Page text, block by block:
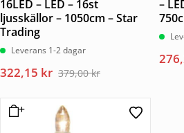
16LED – LED – 16st
ljusskällor – 1050cm – Star
Trading
Leverans 1-2 dagar
379,00kr
Det
priset
var:
322,15 kr
Det
priset
är:
–
Det
Det